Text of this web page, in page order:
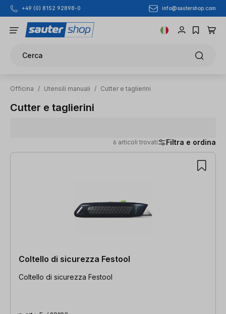
Passa al contenuto principale
+49 (0) 8152 92898-0 info@sautershop.com
Cerca
Officina / Utensili manuali / Cutter e taglierini
Cutter e taglierini
6 articoli trovati Filtra e ordina
6 articoli trovati
Coltello di sicurezza Festool
Coltello di sicurezza Festool